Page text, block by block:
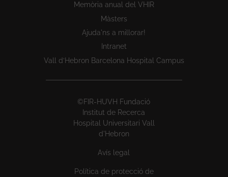
Memòria anual del VHIR
Màsters
Ajuda'ns a millorar!
Intranet
Vall d’Hebron Barcelona Hospital Campus
©FIR-HUVH Fundació
Institut de Recerca
Hospital Universitari Vall
d'Hebron
Avís legal
Política de protecció de